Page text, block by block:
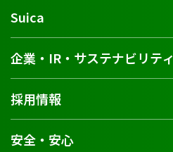
Suica
企業・IR・サステナビリティ
採用情報
安全・安心